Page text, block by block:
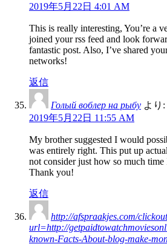
2019年5月22日 4:01 AM
This is really interesting, You’re a
joined your rss feed and look
fantastic post. Also, I’ve shared
networks!
返信
Голый воблер на рыбу より:
2019年5月22日 11:55 AM
My brother suggested I would
was entirely right. This put up
not consider just how so much
Thank you!
返信
http://afspraakjes.com/
url=http://
known-Facts-About-blog-make-